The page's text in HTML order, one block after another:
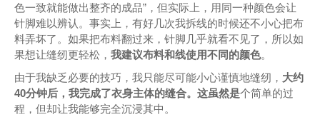
色一致就能做出整齐的成品”，但实际上，用同一种颜色会让
针脚难以辨认。事实上，有好几次我拆线的时候还不小心把布
料弄坏了。如果把布料翻过来，针脚几乎就看不见了，所以如
果想让缝纫更轻松， 我建议布料和线使用不同的颜色。
由于我缺乏必要的技巧，我只能尽可能小心谨慎地缝纫， 大约
40分钟后，我完成了衣身主体的缝合。这虽然是个简单的过
程，但却让我能够完全沉浸其中。